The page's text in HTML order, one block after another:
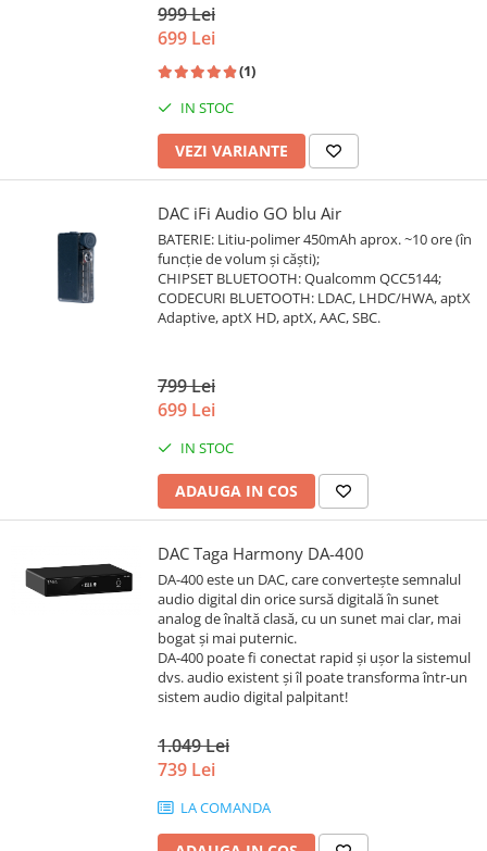
999 Lei
699 Lei
(1)
IN STOC
VEZI VARIANTE
DAC iFi Audio GO blu Air
BATERIE: Litiu-polimer 450mAh aprox. ~10 ore (în
funcție de volum și căști);
CHIPSET BLUETOOTH: Qualcomm QCC5144;
CODECURI BLUETOOTH: LDAC, LHDC/HWA, aptX
Adaptive, aptX HD, aptX, AAC, SBC.
799 Lei
699 Lei
IN STOC
ADAUGA IN COS
DAC Taga Harmony DA-400
DA-400 este un DAC, care convertește semnalul
audio digital din orice sursă digitală în sunet
analog de înaltă clasă, cu un sunet mai clar, mai
bogat și mai puternic.
DA-400 poate fi conectat rapid și ușor la sistemul
dvs. audio existent și îl poate transforma într-un
sistem audio digital palpitant!
1.049 Lei
739 Lei
LA COMANDA